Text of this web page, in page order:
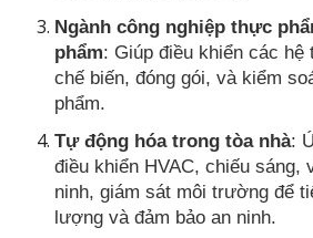
Ngành công nghiệp thực
phẩm: Giúp điều khiển các hệ
chế biến, đóng gói, và kiểm
phẩm.
Tự động hóa trong tòa nhà:
điều khiển HVAC, chiếu sáng,
ninh, giám sát môi trường để
lượng và đảm bảo an ninh.